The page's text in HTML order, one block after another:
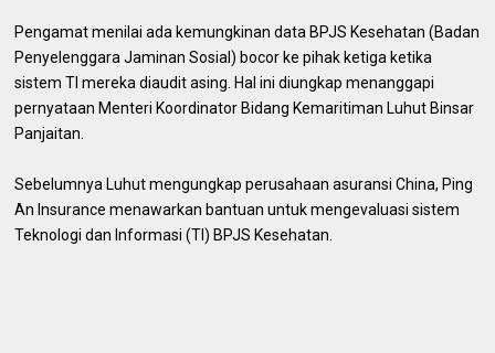
Pengamat menilai ada kemungkinan data BPJS Kesehatan (Badan
Penyelenggara Jaminan Sosial) bocor ke pihak ketiga ketika
sistem TI mereka diaudit asing. Hal ini diungkap menanggapi
pernyataan Menteri Koordinator Bidang Kemaritiman Luhut Binsar
Panjaitan.
Sebelumnya Luhut mengungkap perusahaan asuransi China, Ping
An Insurance menawarkan bantuan untuk mengevaluasi sistem
Teknologi dan Informasi (TI) BPJS Kesehatan.